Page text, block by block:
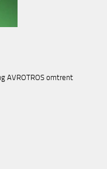
AVROTROS omtrent